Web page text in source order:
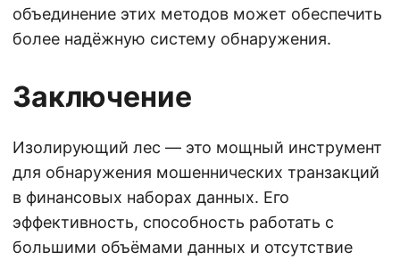
объединение этих методов может обеспечить
более надёжную систему обнаружения.
Заключение
Изолирующий лес — это мощный инструмент
для обнаружения мошеннических транзакций
в финансовых наборах данных. Его
эффективность, способность работать с
большими объёмами данных и отсутствие